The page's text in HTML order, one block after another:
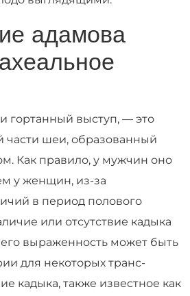
адамова
гортанный выступ, — это
части шеи, образованный
Как правило, у мужчин оно
у женщин, из-за
в период полового
или отсутствие кадыка
выраженность может быть
для некоторых транс-
кадыка, также известное как